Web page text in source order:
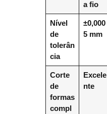
a fio
Nível
de
tolerân
cia
±0,000
5 mm
Corte
de
formas
compl
Excele
nte